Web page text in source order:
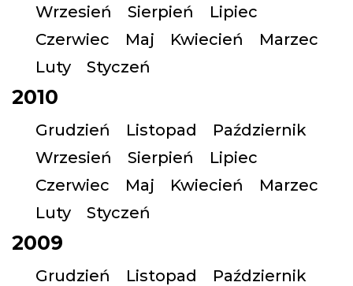
Wrzesień
Sierpień
Lipiec
Czerwiec
Maj Kwiecień
Marzec
Luty
Styczeń
2010
Grudzień Listopad
Październik
Wrzesień
Sierpień
Lipiec
Czerwiec
Maj Kwiecień
Marzec
Luty
Styczeń
2009
Grudzień Listopad
Październik